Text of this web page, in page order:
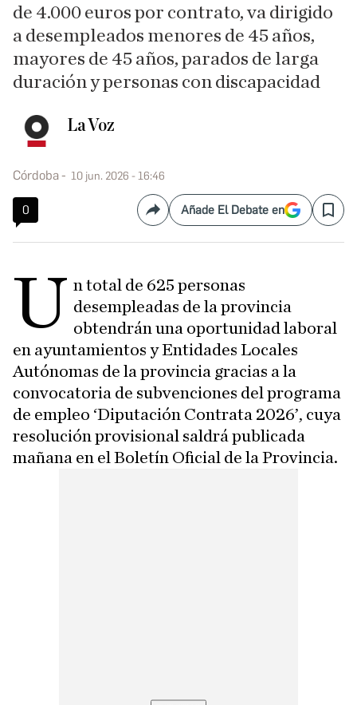
de 4.000 euros por contrato, va dirigido
a desempleados menores de 45 años,
mayores de 45 años, parados de larga
duración y personas con discapacidad
La Voz
Córdoba 10 jun. 2026 - 16:46
0 CompartirAñade El Debate en Save
U n total de 625 personas
desempleadas de la provincia
obtendrán una oportunidad laboral
en ayuntamientos y Entidades Locales
Autónomas de la provincia gracias a la
convocatoria de subvenciones del programa
de empleo ‘Diputación Contrata 2026’, cuya
resolución provisional saldrá publicada
mañana en el Boletín Oficial de la Provincia.